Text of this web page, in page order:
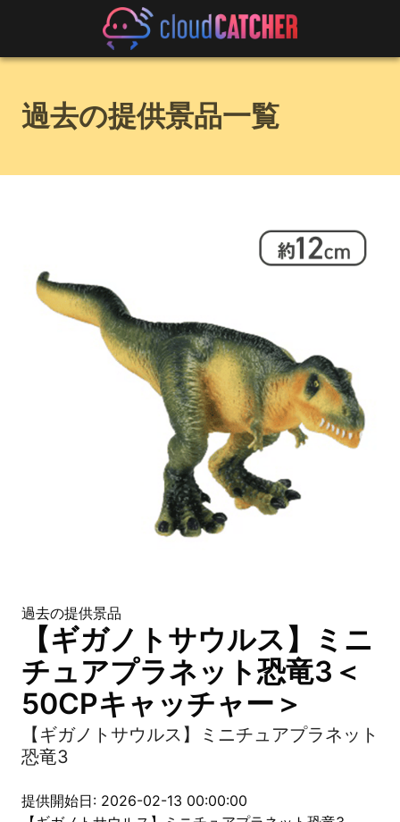
過去の提供景品一覧
過去の提供景品
【ギガノトサウルス】ミニ
チュアプラネット恐竜3＜
50CPキャッチャー＞
【ギガノトサウルス】ミニチュアプラネット
恐竜3
提供開始日: 2026-02-13 00:00:00